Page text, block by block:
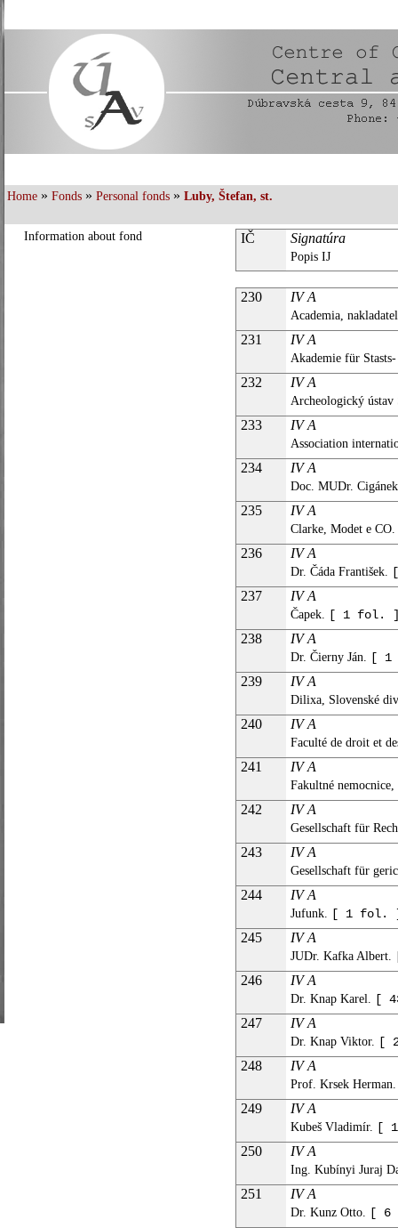
Home » Fonds » Personal fonds » Luby, Štefan, st.
Information about fond IČ Signatúra
Popis IJ
230 IV A
Academia,
231 IV A
Akademie für
232 IV A
Archeologický ústav
233 IV A
Association
234 IV A
Doc. MUDr.
235 IV A
Clarke, Modet e CO.
236 IV A
Dr. Čáda František.
237 IV A
Čapek. [ 1 fol.
238 IV A
Dr. Čierny Ján. [
239 IV A
Dilixa, Slovenské
240 IV A
Faculté de droit et
241 IV A
Fakultné
242 IV A
Gesellschaft für
243 IV A
Gesellschaft für
244 IV A
Jufunk. [ 1 fol.
245 IV A
JUDr. Kafka Albert.
246 IV A
Dr. Knap Karel. [
247 IV A
Dr. Knap Viktor. [
248 IV A
Prof. Krsek
249 IV A
Kubeš Vladimír. [
250 IV A
Ing. Kubínyi Juraj
251 IV A
Dr. Kunz Otto. [